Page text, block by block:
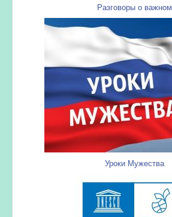
Разговоры о важном
Уроки Мужества